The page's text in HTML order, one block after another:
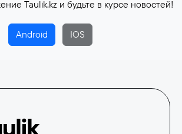
Taulik.kz и будьте в курсе новостей!
Android IOS